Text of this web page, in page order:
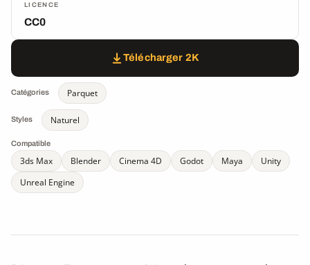
LICENCE
CC0
Télécharger 2K
Catégories Parquet
Styles Naturel
Compatible
3ds Max Blender Cinema 4D Godot Maya
Unity
Unreal Engine